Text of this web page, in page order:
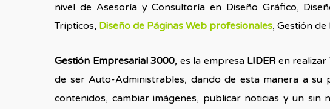
nivel de Asesoría y Consultoría en Diseño Gráfico,
Trípticos, Diseño de Páginas Web profesionales, Gestión
Gestión Empresarial3000, es la empresa LIDER en realizar
de ser Auto-Administrables, dando de esta manera a su
contenidos, cambiar imágenes, publicar noticias y un sin